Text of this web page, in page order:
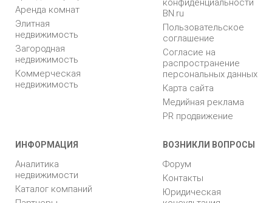
Аренда комнат
Элитная
недвижимость
Загородная
недвижимость
Коммерческая
недвижимость
конфиденциальности
BN.ru
Пользовательское
соглашение
Согласие на
распространение
персональных данных
Карта сайта
Медийная реклама
PR продвижение
ИНФОРМАЦИЯ
Аналитика
недвижимости
Каталог компаний
ВОЗНИКЛИ ВОПРОСЫ
Форум
Контакты
Юридическая